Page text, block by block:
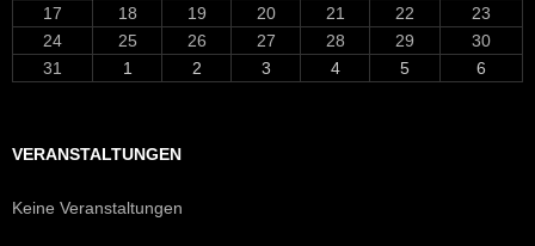
17
18 19 20 21 22
23
24
25 26 27 28 29
30
31
1 2 3 4 5 6
VERANSTALTUNGEN
Keine Veranstaltungen